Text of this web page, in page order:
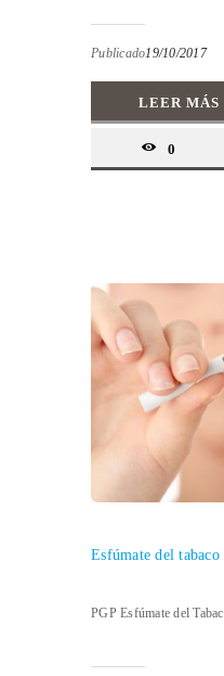
Publicado19/10/2017
LEER MÁS
0
Esfúmate del tabaco
PGP Esfúmate del